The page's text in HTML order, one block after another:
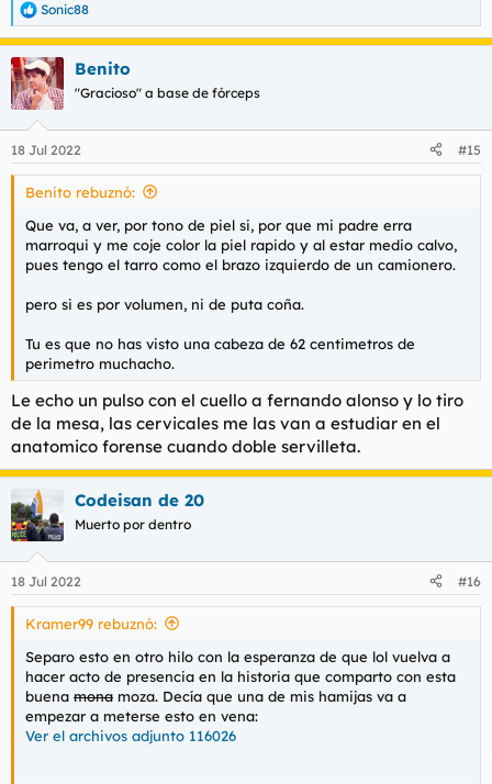
R
e
a
c
c
i
e
s
Sonic88
Benito
"Gracioso" a base de fórceps
18 Jul 2022 #15
Benito rebuznó:
Que va, a ver, por tono de piel si, por que mi padre erra
marroqui y me coje color la piel rapido y al estar medio calvo,
pues tengo el tarro como el brazo izquierdo de un camionero.
pero si es por volumen, ni de puta coña.
Tu es que no has visto una cabeza de 62 centimetros de
perimetro muchacho.
Le echo un pulso con el cuello a fernando alonso y lo tiro
de la mesa, las cervicales me las van a estudiar en el
anatomico forense cuando doble servilleta.
Codeisan de 20
Muerto por dentro
18 Jul 2022 #16
Kramer99 rebuznó:
Separo esto en otro hilo con la esperanza de que lol vuelva a
hacer acto de presencia en la historia que comparto con esta
buena mona moza. Decía que una de mis hamijas va a
empezar a meterse esto en vena:
Ver el archivos adjunto 116026